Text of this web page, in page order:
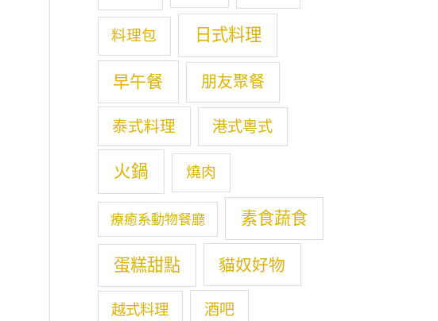
料理包 日式料理
早午餐 朋友聚餐
泰式料理 港式粵式
火鍋 燒肉
療癒系動物餐廳 素食蔬食
蛋糕甜點 貓奴好物
越式料理 酒吧